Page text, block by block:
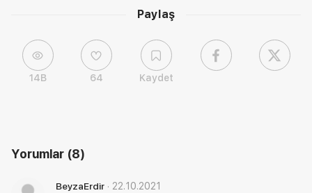
Paylaş
14B 64 Kaydet
Yorumlar (8)
BeyzaErdir · 22.10.2021